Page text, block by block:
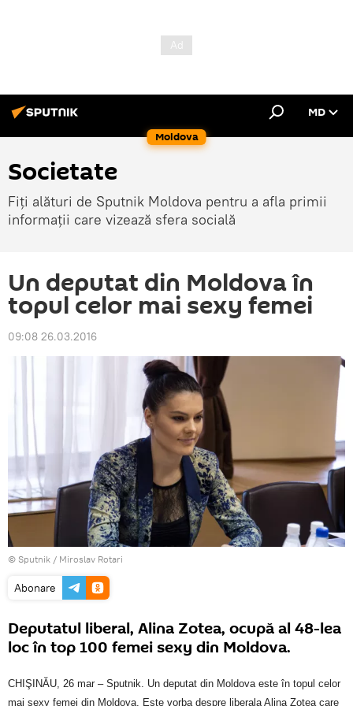
Moldova
MD
Societate
Fiți alături de Sputnik Moldova pentru a afla primii
informații care vizează sfera socială
Un deputat din Moldova în
topul celor mai sexy femei
09:08 26.03.2016
© Sputnik / Miroslav Rotari
Abonare
Deputatul liberal, Alina Zotea, ocupă al 48-lea
loc în top 100 femei sexy din Moldova.
CHIŞINĂU, 26 mar – Sputnik. Un deputat din Moldova este în topul celor
mai sexy femei din Moldova. Este vorba despre liberala Alina Zotea care